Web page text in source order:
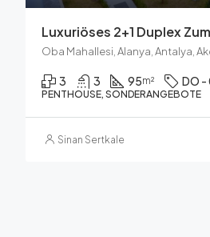
Oba Mahallesi, Alanya, Antalya,
3 3 95m² DO -
PENTHOUSE, SONDERANGEBOTE
Sinan Sertkale